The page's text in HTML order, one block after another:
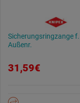
Sicherungsringzange f.
Außenr.
31,59€